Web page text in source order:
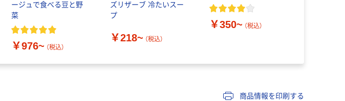
ージュで食べる豆と野
菜
￥976~ （税込）
ズリザーブ 冷たいスー
プ
￥218~ （税込）
￥350~ （税込）
商品情報を印刷する